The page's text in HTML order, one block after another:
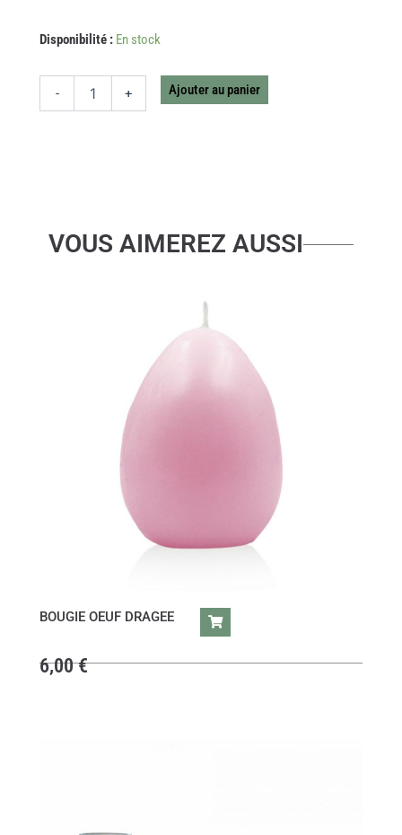
Disponibilité : En stock
-
quantité
+ Ajouter au panier
VOUS AIMEREZ AUSSI
BOUGIE OEUF DRAGEE
6,00€